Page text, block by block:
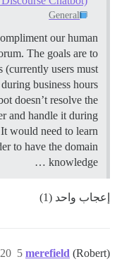
General
our human
The goals are to
(currently users must
business hours
doesn’t resolve the
and handle it during
would need to learn
to have the domain
knowledge …
إعجاب واحد (1)
merefield (Robert) 20 ديسمبر 2023، 2:58م 5